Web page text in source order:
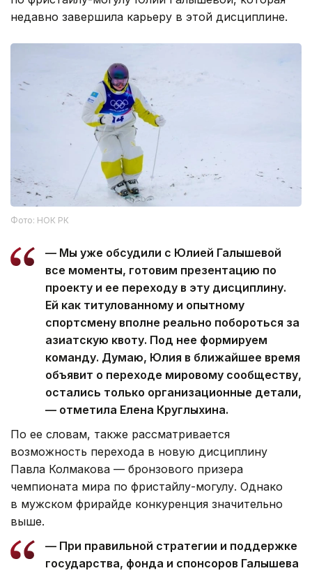
недавно завершила карьеру в этой дисциплине.
Фото: НОК РК
— Мы уже обсудили с Юлией Галышевой
все моменты, готовим презентацию по
проекту и ее переходу в эту дисциплину.
Ей как титулованному и опытному
спортсмену вполне реально побороться за
азиатскую квоту. Под нее формируем
команду. Думаю, Юлия в ближайшее время
объявит о переходе мировому сообществу,
остались только организационные детали,
— отметила Елена Круглыхина.
По ее словам, также рассматривается
возможность перехода в новую дисциплину
Павла Колмакова — бронзового призера
чемпионата мира по фристайлу-могулу. Однако
в мужском фрирайде конкуренция значительно
выше.
— При правильной стратегии и поддержке
государства, фонда и спонсоров Галышева